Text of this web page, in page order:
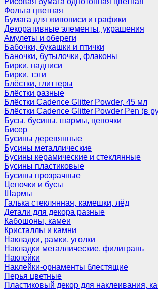
Фольга цветная
Бумага для живописи и графики
Декоративные элементы, украшения
Амулеты и обереги
Бабочки, букашки и птички
Баночки, бутылочки, флаконы
Бирки, надписи
Бирки, тэги
Блёстки, глиттеры
Блёстки разные
Блёстки Cadence Glitter Powder, 45 мл
Блёстки Cadence Glitter Powder Pen (в
Бусы, бусины, шармы, цепочки
Бисер
Бусины деревянные
Бусины металлические
Бусины керамические и стеклянные
Бусины пластиковые
Бусины прозрачные
Цепочки и бусы
Шармы
Галька стеклянная, камешки, лёд
Детали для декора разные
Кабошоны, камеи
Кристаллы и камни
Накладки, рамки, уголки
Накладки металлические, филигрань
Наклейки
Наклейки-орнаменты блестящие
Перья цветные
Пластиковый декор для наклеивания,